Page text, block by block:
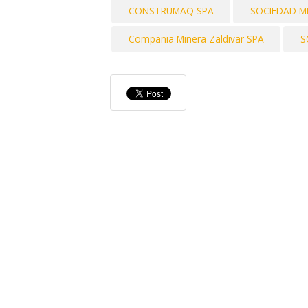
CONSTRUMAQ SPA SOCIEDAD
Compañia Minera Zaldivar SPA